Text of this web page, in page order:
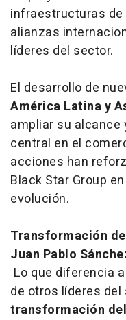
infraestructuras de
alianzas
líderes del sector.
El desarrollo de
América Latina y
ampliar su
central en el
acciones han
Black Star Group
evolución.
Transformación
Juan Pablo
Lo que diferencia
de otros líderes
transformación